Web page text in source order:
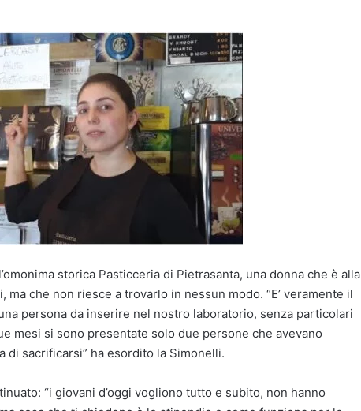
storica Pasticceria di Pietrasanta, una donna che è alla
che non riesce a trovarlo in nessun modo. “E’ veramente il
persona da inserire nel nostro laboratorio, senza particolari
mesi si sono presentate solo due persone che avevano
di sacrificarsi” ha esordito la Simonelli.
“i giovani d’oggi vogliono tutto e subito, non hanno